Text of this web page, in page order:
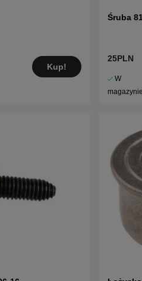
Kup!
Śruba
25PLN
W
magazynie